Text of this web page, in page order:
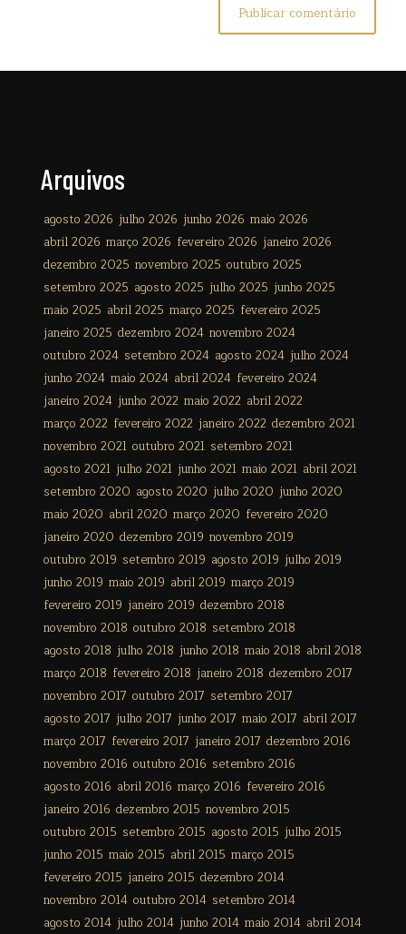
Arquivos
agosto 2026 julho 2026 junho 2026 maio 2026
abril 2026 março 2026 fevereiro 2026 janeiro 2026
dezembro 2025 novembro 2025 outubro 2025
setembro 2025 agosto 2025 julho 2025 junho 2025
maio 2025 abril 2025 março 2025 fevereiro 2025
janeiro 2025 dezembro 2024 novembro 2024
outubro 2024 setembro 2024 agosto 2024 julho 2024
junho 2024 maio 2024 abril 2024 fevereiro 2024
janeiro 2024 junho 2022 maio 2022 abril 2022
março 2022 fevereiro 2022 janeiro 2022 dezembro 2021
novembro 2021 outubro 2021 setembro 2021
agosto 2021 julho 2021 junho 2021 maio 2021 abril 2021
setembro 2020 agosto 2020 julho 2020 junho 2020
maio 2020 abril 2020 março 2020 fevereiro 2020
janeiro 2020 dezembro 2019 novembro 2019
outubro 2019 setembro 2019 agosto 2019 julho 2019
junho 2019 maio 2019 abril 2019 março 2019
fevereiro 2019 janeiro 2019 dezembro 2018
novembro 2018 outubro 2018 setembro 2018
agosto 2018 julho 2018 junho 2018 maio 2018 abril 2018
março 2018 fevereiro 2018 janeiro 2018 dezembro 2017
novembro 2017 outubro 2017 setembro 2017
agosto 2017 julho 2017 junho 2017 maio 2017 abril 2017
março 2017 fevereiro 2017 janeiro 2017 dezembro 2016
novembro 2016 outubro 2016 setembro 2016
agosto 2016 abril 2016 março 2016 fevereiro 2016
janeiro 2016 dezembro 2015 novembro 2015
outubro 2015 setembro 2015 agosto 2015 julho 2015
junho 2015 maio 2015 abril 2015 março 2015
fevereiro 2015 janeiro 2015 dezembro 2014
novembro 2014 outubro 2014 setembro 2014
agosto 2014 julho 2014 junho 2014 maio 2014 abril 2014